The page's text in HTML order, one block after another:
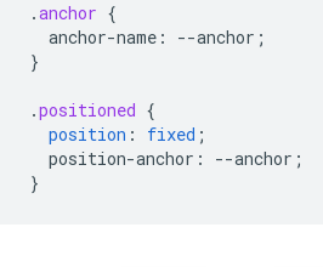
.anchor {
anchor-name : --anchor ;
}
.positioned {
position : fixed ;
position-anchor : --anchor ;
}